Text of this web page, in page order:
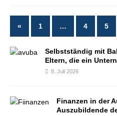
« 1 … 4 5
Selbstständig mit
Eltern, die ein
8. Juli 2026
Finanzen in der
Auszubildende